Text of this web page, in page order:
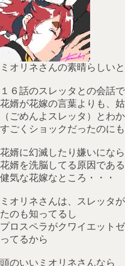
ミオリネさんの素晴らしい
１６話のスレッタとの会話で
花婿が花嫁の言葉よりも、
（ごめんよスレッタ）とわ
すごくショックだったのに
花婿に幻滅したり嫌いにな
花婿を洗脳してる原因であ
健気な花嫁なところ・・・
ミオリネさんは、スレッタ
たのも知ってるし
プロスペラがクワイエット
ってるから
頭のいいミオリネさんなら